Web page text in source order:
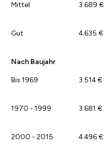
Mittel 3.689 €
Gut 4.635 €
Nach Baujahr
Bis 1969 3.514 €
1970 - 1999 3.681 €
2000 - 2015 4.496 €